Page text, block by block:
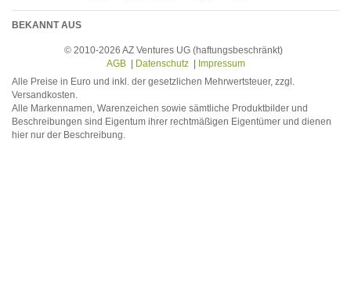
BEKANNT AUS
© 2010-2026 AZ Ventures UG (haftungsbeschränkt)
AGB| Datenschutz|
Impressum
Alle Preise in Euro und inkl. der gesetzlichen Mehrwertsteuer, zzgl.
Versandkosten.
Alle Markennamen, Warenzeichen sowie sämtliche Produktbilder und
Beschreibungen sind Eigentum ihrer rechtmäßigen Eigentümer und dienen
hier nur der Beschreibung.